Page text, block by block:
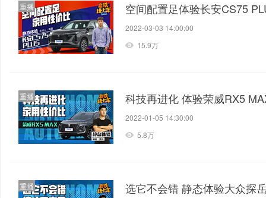
重播 空间配置足体验长安CS75
2022-03-03 14:00:00
15.9万
重播 科技再进化 体验荣威RX5
2022-01-05 14:30:00
5.8万
重播 选它不会错 静态体验大众探